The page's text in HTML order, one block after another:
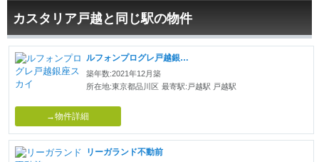
カスタリア戸越と同じ駅の物件
ルフォンプログレ戸越銀座スカイ
築年数:2021年12月築
所在地:東京都品川区 最寄駅:戸越駅 戸越駅
→物件詳細
リーガランド不動前